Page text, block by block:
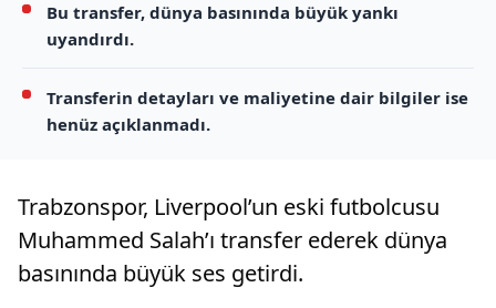
Bu transfer, dünya basınında büyük yankı
uyandırdı.
Transferin detayları ve maliyetine dair bilgiler ise
henüz açıklanmadı.
Trabzonspor, Liverpool’un eski futbolcusu
Muhammed Salah’ı transfer ederek dünya
basınında büyük ses getirdi.